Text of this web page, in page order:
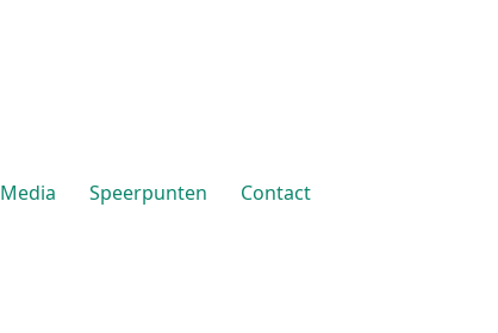
Media Speerpunten Contact